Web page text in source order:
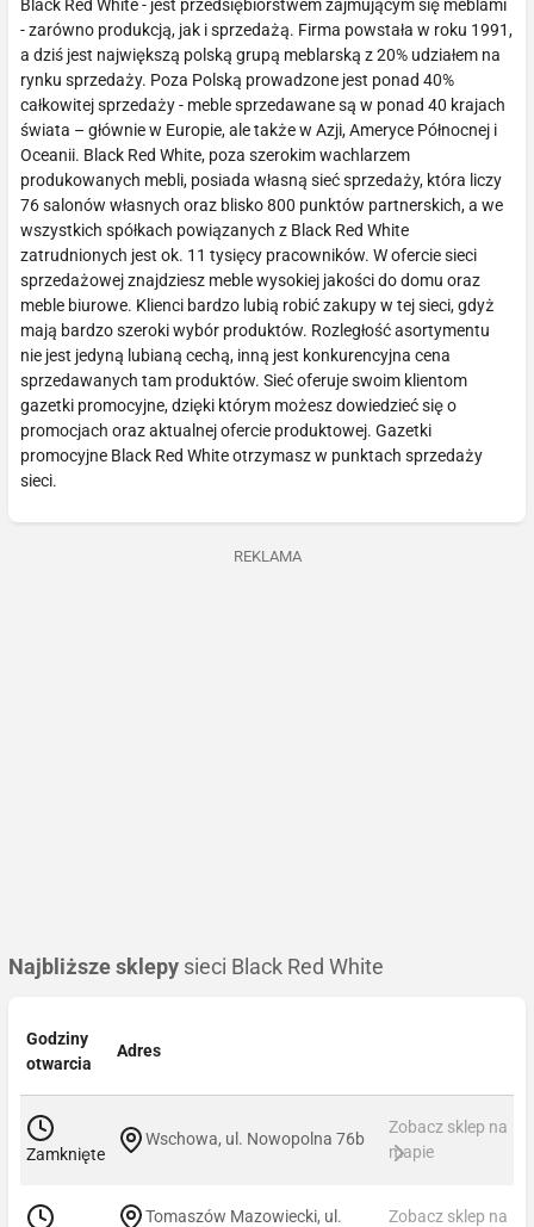
Black Red White - jest przedsiębiorstwem zajmującym się meblami
- zarówno produkcją, jak i sprzedażą. Firma powstała w roku 1991,
a dziś jest największą polską grupą meblarską z 20% udziałem na
rynku sprzedaży. Poza Polską prowadzone jest ponad 40%
całkowitej sprzedaży - meble sprzedawane są w ponad 40 krajach
świata – głównie w Europie, ale także w Azji, Ameryce Północnej i
Oceanii. Black Red White, poza szerokim wachlarzem
produkowanych mebli, posiada własną sieć sprzedaży, która liczy
76 salonów własnych oraz blisko 800 punktów partnerskich, a we
wszystkich spółkach powiązanych z Black Red White
zatrudnionych jest ok. 11 tysięcy pracowników. W ofercie sieci
sprzedażowej znajdziesz meble wysokiej jakości do domu oraz
meble biurowe. Klienci bardzo lubią robić zakupy w tej sieci, gdyż
mają bardzo szeroki wybór produktów. Rozległość asortymentu
nie jest jedyną lubianą cechą, inną jest konkurencyjna cena
sprzedawanych tam produktów. Sieć oferuje swoim klientom
gazetki promocyjne, dzięki którym możesz dowiedzieć się o
promocjach oraz aktualnej ofercie produktowej. Gazetki
promocyjne Black Red White otrzymasz w punktach sprzedaży
sieci.
REKLAMA
Najbliższe sklepy sieci Black Red White
Godziny
otwarcia
Adres
Zamknięte
Wschowa, ul. Nowopolna 76b
Zobacz sklep na
mapie
Tomaszów Mazowiecki, ul.
Zobacz sklep na